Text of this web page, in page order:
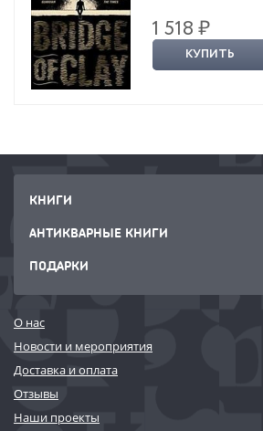
1 518 ₽
КУПИТЬ
КНИГИ
АНТИКВАРНЫЕ КНИГИ
ПОДАРКИ
О нас
Новости и мероприятия
Доставка и оплата
Отзывы
Наши проекты